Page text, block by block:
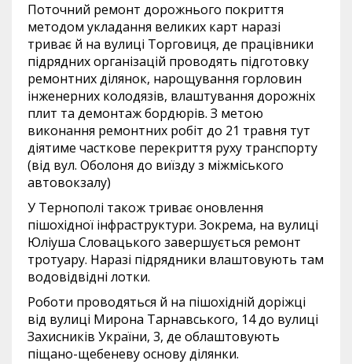
Поточний ремонт дорожнього покриття
методом укладання великих карт наразі
триває й на вулиці Торговиця, де працівники
підрядних організацій проводять підготовку
ремонтних ділянок, нарощування горловин
інженерних колодязів, влаштування дорожніх
плит та демонтаж бордюрів. З метою
виконання ремонтних робіт до 21 травня тут
діятиме часткове перекриття руху транспорту
(від вул. Оболоня до виїзду з міжміського
автовокзалу)
У Тернополі також триває оновлення
пішохідної інфраструктури. Зокрема, на вулиці
Юліуша Словацького завершується ремонт
тротуару. Наразі підрядники влаштовують там
водовідвідні лотки.
Роботи проводяться й на пішохідній доріжці
від вулиці Мирона Тарнавського, 14 до вулиці
Захисників України, 3, де облаштовують
піщано-щебеневу основу ділянки.